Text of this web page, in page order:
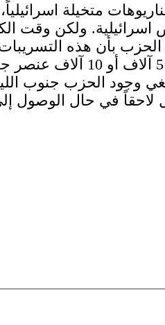
متخيلة
ولكن وقت
بأن هذه
المصادر، فحتى مع وجود
يلغي وجود الحزب
في حال الوصول